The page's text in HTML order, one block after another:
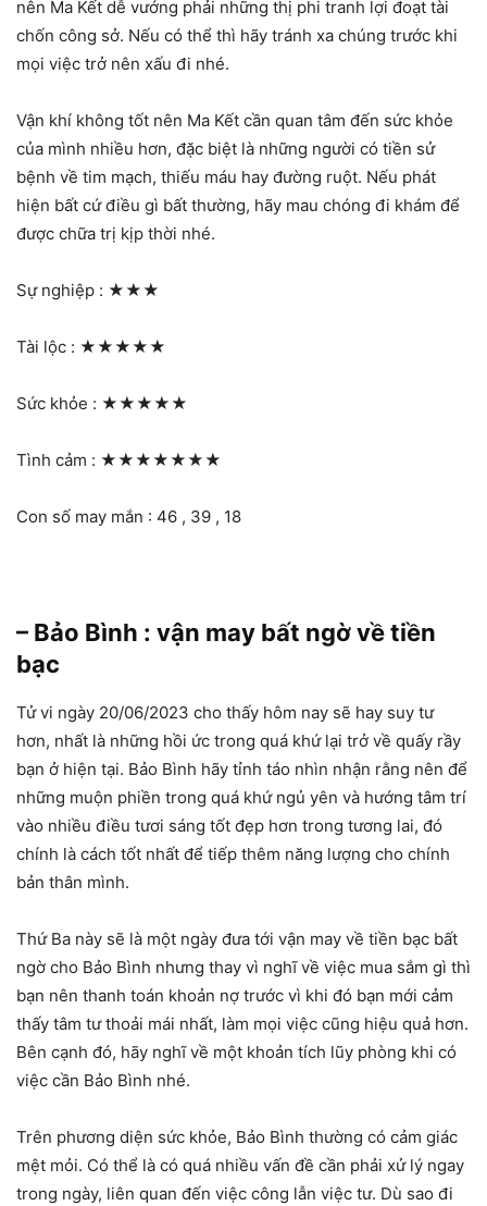
nên Ma Kết dễ vướng phải những thị phi tranh lợi đoạt tài
chốn công sở. Nếu có thể thì hãy tránh xa chúng trước khi
mọi việc trở nên xấu đi nhé.
Vận khí không tốt nên Ma Kết cần quan tâm đến sức khỏe
của mình nhiều hơn, đặc biệt là những người có tiền sử
bệnh về tim mạch, thiếu máu hay đường ruột. Nếu phát
hiện bất cứ điều gì bất thường, hãy mau chóng đi khám để
được chữa trị kịp thời nhé.
Sự nghiệp : ★★★
Tài lộc : ★★★★★
Sức khỏe : ★★★★★
Tình cảm : ★★★★★★★
Con số may mắn : 46 , 39 , 18
– Bảo Bình : vận may bất ngờ về tiền
bạc
Tử vi ngày 20/06/2023 cho thấy hôm nay sẽ hay suy tư
hơn, nhất là những hồi ức trong quá khứ lại trở về quấy rầy
bạn ở hiện tại. Bảo Bình hãy tỉnh táo nhìn nhận rằng nên để
những muộn phiền trong quá khứ ngủ yên và hướng tâm trí
vào nhiều điều tươi sáng tốt đẹp hơn trong tương lai, đó
chính là cách tốt nhất để tiếp thêm năng lượng cho chính
bản thân mình.
Thứ Ba này sẽ là một ngày đưa tới vận may về tiền bạc bất
ngờ cho Bảo Bình nhưng thay vì nghĩ về việc mua sắm gì thì
bạn nên thanh toán khoản nợ trước vì khi đó bạn mới cảm
thấy tâm tư thoải mái nhất, làm mọi việc cũng hiệu quả hơn.
Bên cạnh đó, hãy nghĩ về một khoản tích lũy phòng khi có
việc cần Bảo Bình nhé.
Trên phương diện sức khỏe, Bảo Bình thường có cảm giác
mệt mỏi. Có thể là có quá nhiều vấn đề cần phải xử lý ngay
trong ngày, liên quan đến việc công lẫn việc tư. Dù sao đi